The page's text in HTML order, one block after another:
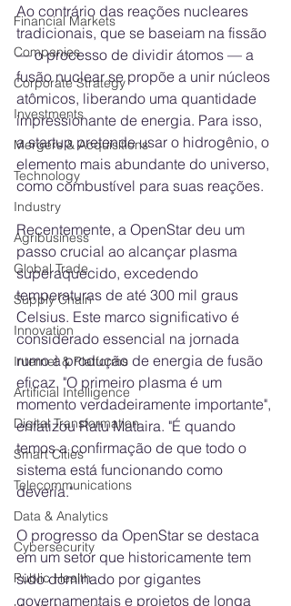
Financial Markets
Companies
Corporate Strategy
Investments
Mergers & Acquisitions
Technology
Industry
Agribusiness
Global Trade
Supply Chain
Innovation
Internet & Platforms
Artificial Intelligence
Digital Transformation
Smart Cities
Telecommunications
Data & Analytics
Cybersecurity
Public Health
Ao contrário das reações nucleares
tradicionais, que se baseiam na fissão
— o processo de dividir átomos — a
fusão nuclear se propõe a unir núcleos
atômicos, liberando uma quantidade
impressionante de energia. Para isso,
a startup pretende usar o hidrogênio, o
elemento mais abundante do universo,
como combustível para suas reações.
Recentemente, a OpenStar deu um
passo crucial ao alcançar plasma
superaquecido, excedendo
temperaturas de até 300 mil graus
Celsius. Este marco significativo é
considerado essencial na jornada
rumo à produção de energia de fusão
eficaz. "O primeiro plasma é um
momento verdadeiramente importante",
enfatizou Ratu Mataira. "É quando
temos a confirmação de que todo o
sistema está funcionando como
deveria."
O progresso da OpenStar se destaca
em um setor que historicamente tem
sido dominado por gigantes
governamentais e projetos de longa